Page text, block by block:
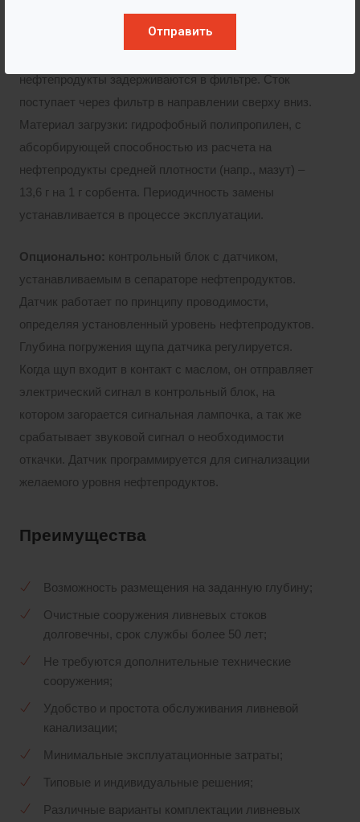
Отправить
Сорбционный фильтр «Ф»:тут происходит
нефтепродукты задерживаются в фильтре. Сток
поступает через фильтр в направлении сверху вниз.
Материал загрузки: гидрофобный полипропилен, с
абсорбирующей способностью из расчета на
нефтепродукты средней плотности (напр., мазут) –
13,6 г на 1 г сорбента. Периодичность замены
устанавливается в процессе эксплуатации.
Опционально: контрольный блок с датчиком,
устанавливаемым в сепараторе нефтепродуктов.
Датчик работает по принципу проводимости,
определяя установленный уровень нефтепродуктов.
Глубина погружения щупа датчика регулируется.
Когда щуп входит в контакт с маслом, он отправляет
электрический сигнал в контрольный блок, на
котором загорается сигнальная лампочка, а так же
срабатывает звуковой сигнал о необходимости
откачки. Датчик программируется для сигнализации
желаемого уровня нефтепродуктов.
Преимущества
Возможность размещения на заданную глубину;
Очистные сооружения ливневых стоков
долговечны, срок службы более 50 лет;
Не требуются дополнительные технические
сооружения;
Удобство и простота обслуживания ливневой
канализации;
Минимальные эксплуатационные затраты;
Типовые и индивидуальные решения;
Различные варианты комплектации ливневых